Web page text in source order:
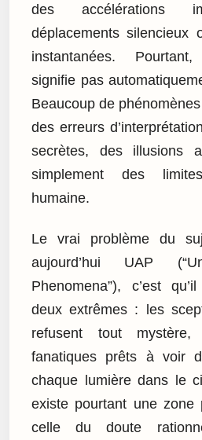
des accélérations
déplacements silencieux
instantanées.
signifie pas
Beaucoup de
des erreurs
secrètes, des illusions
simplement des
humaine.
Le vrai problème du
aujourd’hui UAP
Phenomena”), c’est
deux extrêmes : les
refusent tout
fanatiques prêts à voir
chaque lumière dans le
existe pourtant une zone
celle du doute